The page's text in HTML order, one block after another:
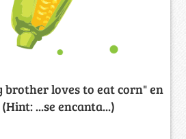
brother loves to eat corn" en
...se encanta...)